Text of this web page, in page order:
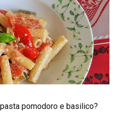
pomodoro e basilico?